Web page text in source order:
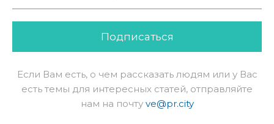
Подписаться
Если Вам есть, о чем рассказать людям или у Вас
есть темы для интересных статей, отправляйте
нам на почту ve@pr.city